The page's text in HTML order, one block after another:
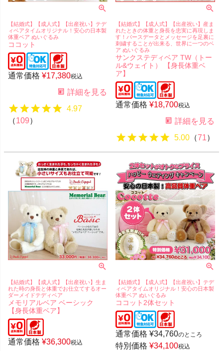
【結婚式】【成人式】【出産祝い】テデ
ィベアタイムオリジナル！安心の日本製
体重ベア ぬいぐるみ
ココット
通常価格 ¥17,380税込
詳細を見る
4.97
（109）
【結婚式】【成人式】【出産祝い】産ま
れたときの体重と身長を忠実に再現しま
す！バースデータとメッセージを足裏に
刺繍することが出来る、世界に一つのベ
ア ぬいぐるみ
サンクステディベア TW（トー
ル&ウェイト） 【身長体重ベ
ア】
通常価格 ¥18,700税込
詳細を見る
5.00 （71）
【結婚式】【成人式】【出産祝い】生ま
れた時の身長と体重でお仕立てするオー
ダーメイドテディベア
メモリアルベア ベーシック
【身長体重ベア】
通常価格 ¥36,300税込
【結婚式】【成人式】【出産祝い】テデ
ィベアタイムオリジナル！安心の日本製
体重ベア ぬいぐるみ
ココット2体セット
通常価格 ¥34,760のところ
特別価格 ¥34,100税込